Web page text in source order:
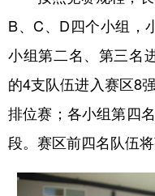
山东 河南
四川 贵州
陕西 甘肃
新疆 内蒙古
B、C、D四个小组，
小组第二名、第三名
的4支队伍进入赛区8
排位赛；各小组第四
段。赛区前四名队伍